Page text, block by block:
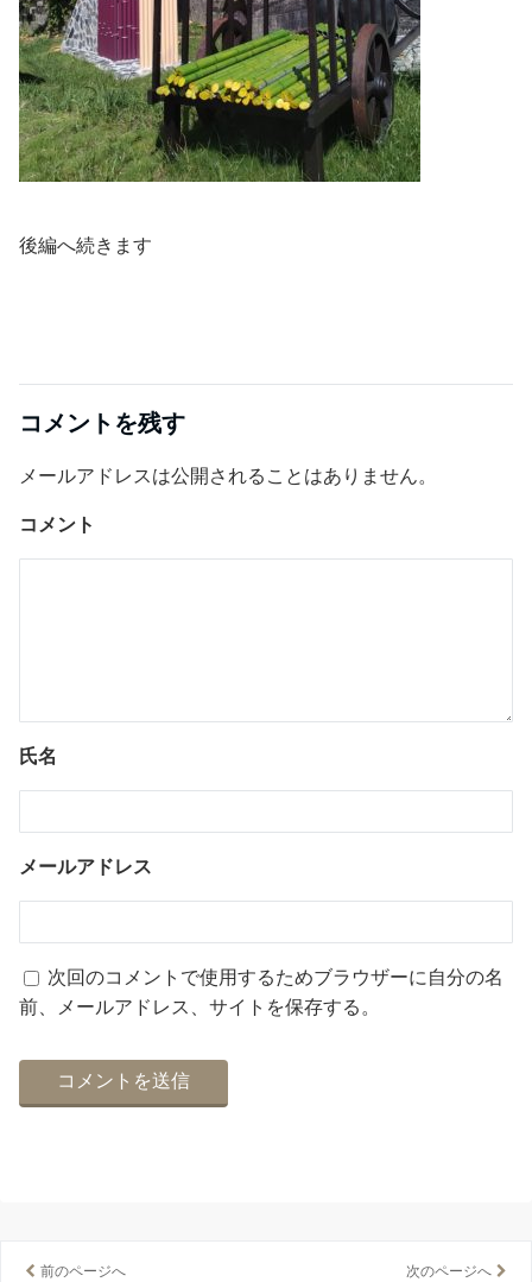
後編へ続きます
コメントを残す
メールアドレスは公開されることはありません。
コメント
氏名
メールアドレス
次回のコメントで使用するためブラウザーに自分の名
前、メールアドレス、サイトを保存する。
前のページへ 次のページへ